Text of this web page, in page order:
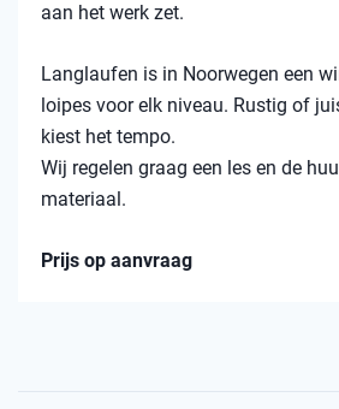
aan het werk zet.
Langlaufen is in Noorwegen een
loipes voor elk niveau. Rustig of
kiest het tempo.
Wij regelen graag een les en de
materiaal.
Prijs op aanvraag